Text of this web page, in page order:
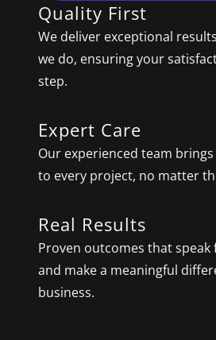
Quality First
We deliver exceptional
we do, ensuring your
step.
Expert Care
Our experienced team
to every project, no matter
Real Results
Proven outcomes that speak
and make a meaningful
business.